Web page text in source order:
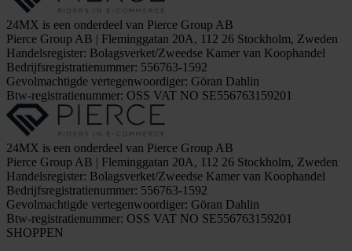
24MX is een onderdeel van Pierce Group AB
Pierce Group AB | Fleminggatan 20A, 112 26 Stockholm, Zweden
Handelsregister: Bolagsverket/Zweedse Kamer van Koophandel
Bedrijfsregistratienummer: 556763-1592
Gevolmachtigde vertegenwoordiger: Göran Dahlin
Btw-registratienummer: OSS VAT NO SE556763159201
24MX is een onderdeel van Pierce Group AB
Pierce Group AB | Fleminggatan 20A, 112 26 Stockholm, Zweden
Handelsregister: Bolagsverket/Zweedse Kamer van Koophandel
Bedrijfsregistratienummer: 556763-1592
Gevolmachtigde vertegenwoordiger: Göran Dahlin
Btw-registratienummer: OSS VAT NO SE556763159201
SHOPPEN